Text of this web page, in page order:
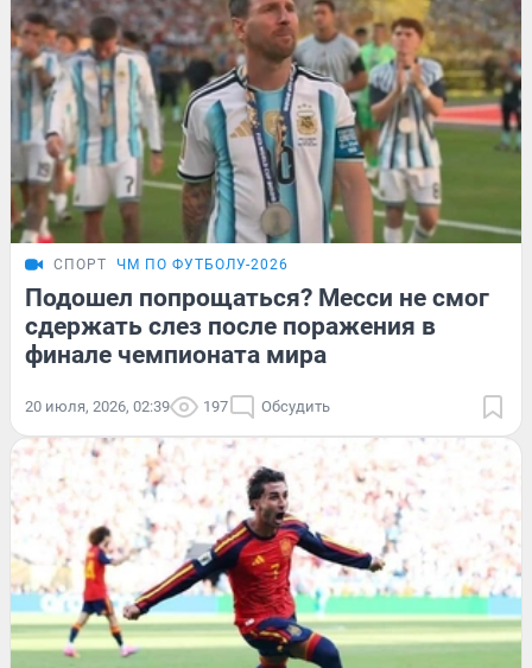
СПОРТ ЧМ ПО ФУТБОЛУ-2026
Подошел попрощаться? Месси не смог
сдержать слез после поражения в
финале чемпионата мира
20 июля, 2026, 02:39 197 Обсудить